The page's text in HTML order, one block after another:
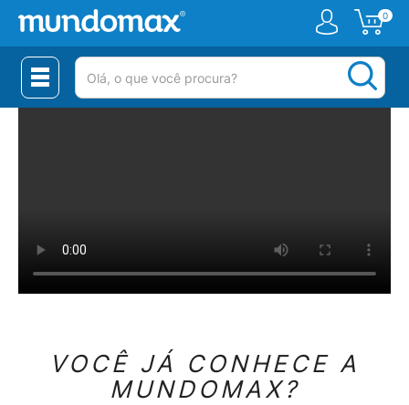
0
(pesquisar)
VOCÊ JÁ CONHECE A
MUNDOMAX?